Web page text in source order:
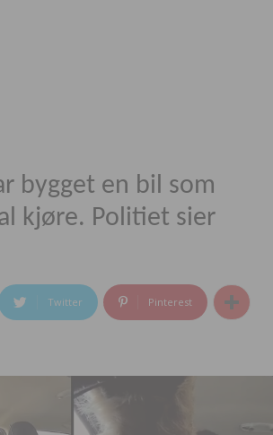
bygget en bil som
kjøre. Politiet sier
Twitter Pinterest